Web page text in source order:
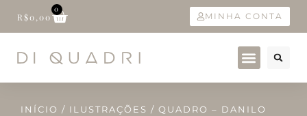
R$0,00
0
MINHA CONTA
INÍCIO / ILUSTRAÇÕES / QUADRO – DANILO